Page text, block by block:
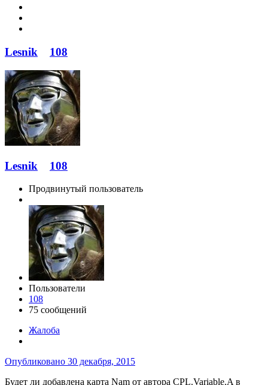
Lesnik 108
Lesnik 108
Продвинутый пользователь
Пользователи
108
75 сообщений
Жалоба
Опубликовано 30 декабря, 2015
Будет ли добавлена карта Nam от автора CPL.Variable.A в